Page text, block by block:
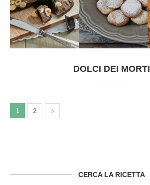
DOLCI DEI MORTI
1 2
CERCA LA RICETTA